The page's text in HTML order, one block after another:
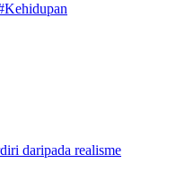
Kehidupan
daripada realisme